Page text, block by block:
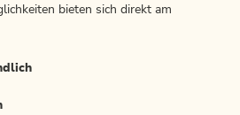
bieten sich direkt am